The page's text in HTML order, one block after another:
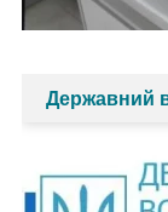
Державний